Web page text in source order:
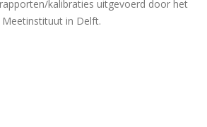
kalibraties uitgevoerd door het
in Delft.